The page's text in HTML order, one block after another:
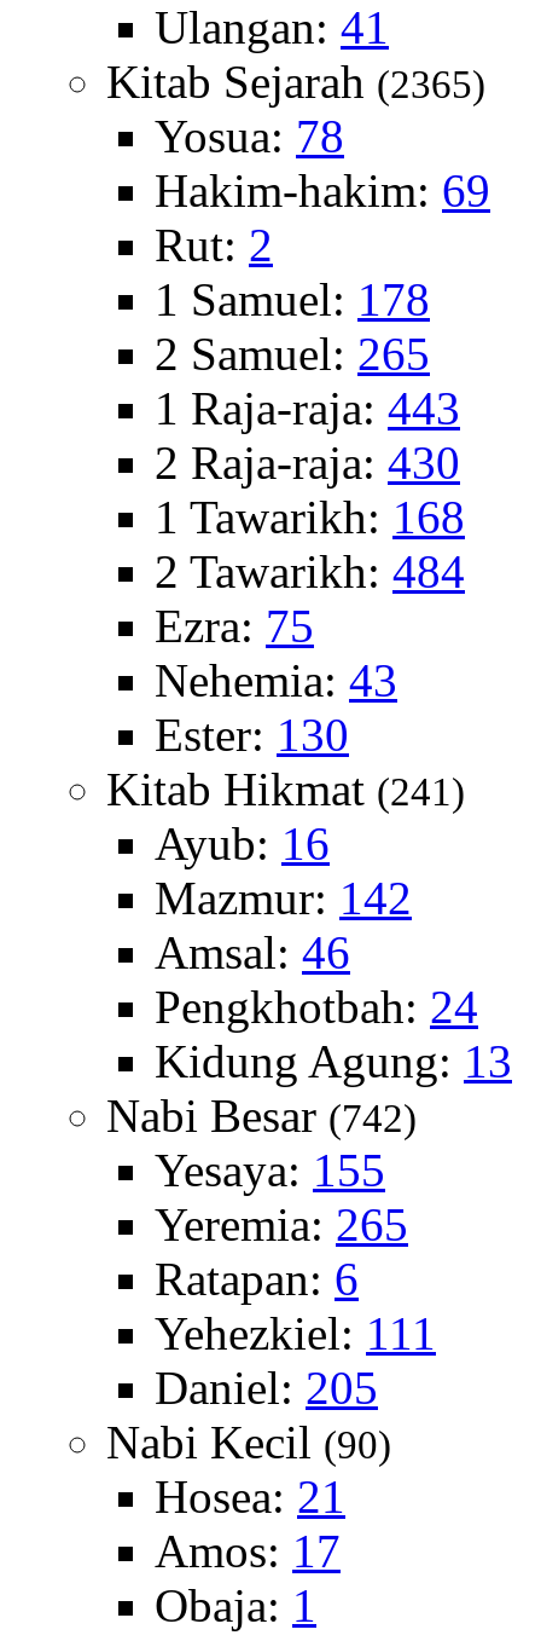
Ulangan: 41
Kitab Sejarah (2365)
Yosua: 78
Hakim-hakim: 69
Rut: 2
1 Samuel: 178
2 Samuel: 265
1 Raja-raja: 443
2 Raja-raja: 430
1 Tawarikh: 168
2 Tawarikh: 484
Ezra: 75
Nehemia: 43
Ester: 130
Kitab Hikmat (241)
Ayub: 16
Mazmur: 142
Amsal: 46
Pengkhotbah: 24
Kidung Agung: 13
Nabi Besar (742)
Yesaya: 155
Yeremia: 265
Ratapan: 6
Yehezkiel: 111
Daniel: 205
Nabi Kecil (90)
Hosea: 21
Amos: 17
Obaja: 1